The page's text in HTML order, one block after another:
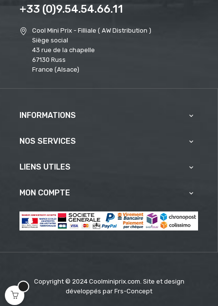
+33 (0)9.54.54.66.11
Cool Mini Prix - Filliale ( AW Distribution )
Siège social
43 rue de la chapelle
67130 Russ
France (Alsace)
INFORMATIONS 
NOS SERVICES 
LIENS UTILES 
MON COMPTE 
Copyright © 2024 Coolminiprix.com. Site et design
développés par Frs-Concept